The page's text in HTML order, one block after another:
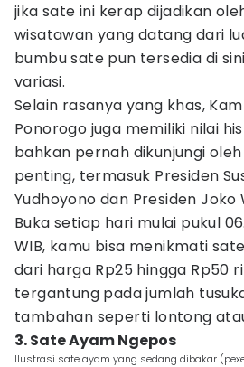
jika sate ini kerap dijadikan
wisatawan yang datang dari
bumbu sate pun tersedia di
variasi.
Selain rasanya yang khas,
Ponorogo juga memiliki nilai
bahkan pernah dikunjungi
penting, termasuk Presiden
Yudhoyono dan Presiden Joko
Buka setiap hari mulai pukul
WIB, kamu bisa menikmati
dari harga Rp25 hingga Rp50
tergantung pada jumlah
tambahan seperti lontong
3. Sate Ayam Ngepos
Ilustrasi sate ayam yang sedang dibakar